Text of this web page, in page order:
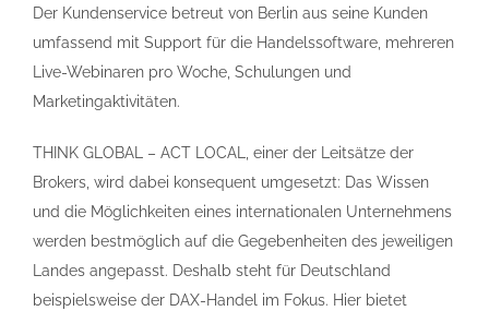
Der Kundenservice betreut von Berlin aus seine Kunden
umfassend mit Support für die Handelssoftware, mehreren
Live-Webinaren pro Woche, Schulungen und
Marketingaktivitäten.
THINK GLOBAL – ACT LOCAL, einer der Leitsätze der
Brokers, wird dabei konsequent umgesetzt: Das Wissen
und die Möglichkeiten eines internationalen Unternehmens
werden bestmöglich auf die Gegebenheiten des jeweiligen
Landes angepasst. Deshalb steht für Deutschland
beispielsweise der DAX-Handel im Fokus. Hier bietet